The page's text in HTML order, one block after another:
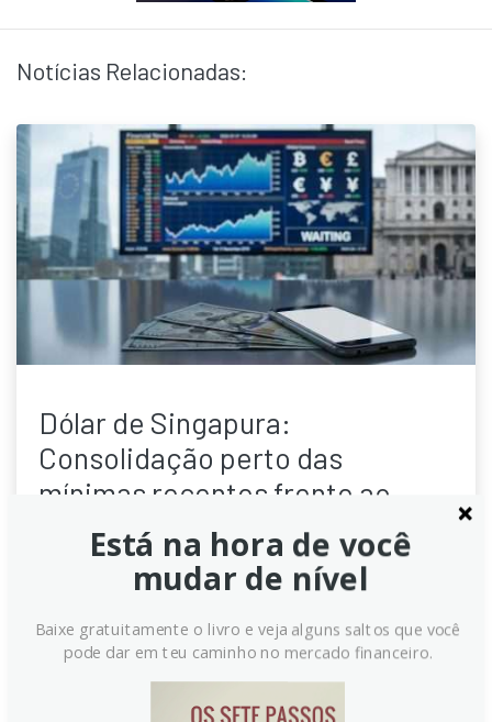
Notícias Relacionadas:
Dólar de Singapura:
Consolidação perto das
mínimas recentes frente ao
Dólar Americano – UOB
O Dólar de Singapura (SGD) tem se mantido próximo
de suas mínimas recentes em relação ao Dólar
Americano (USD). Analistas do UOB observam que o
par USD/SGD flutuou, mas a ação do preço intradiário
sugere um movimento lateral. A expectativa é de
consolidação, com atenção a níveis de suporte
Está na hora de você
mudar de nível
Baixe gratuitamente o livro e veja alguns saltos que você
pode dar em teu caminho no mercado financeiro.